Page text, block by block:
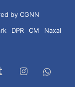
by CGNN
DPR CM
Naxal
TumblrInstagram